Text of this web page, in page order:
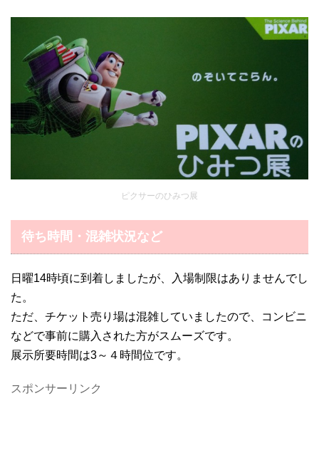
ピクサーのひみつ展
待ち時間・混雑状況など
日曜14時頃に到着しましたが、入場制限はありませんでし
た。
ただ、チケット売り場は混雑していましたので、コンビニ
などで事前に購入された方がスムーズです。
展示所要時間は3～４時間位です。
スポンサーリンク